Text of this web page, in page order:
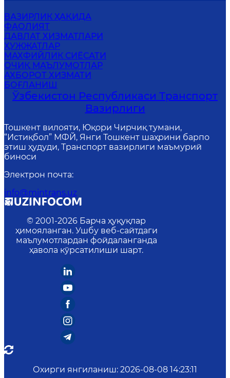
ВАЗИРЛИК ҲАҚИДА
ФАОЛИЯТ
ДАВЛАТ ХИЗМАТЛАРИ
ҲУЖЖАТЛАР
MАХФИЙЛИК СИЁСАТИ
ОЧИҚ МАЪЛУМОТЛАР
АХБОРОТ ХИЗМАТИ
БОҒЛАНИШ
Ўзбекистон Республикаси Транспорт
Вазирлиги
Тошкент вилояти, Юқори Чирчиқ тумани,
“Истиқбол” МФЙ, Янги Тошкент шаҳрини барпо
этиш ҳудуди, Транспорт вазирлиги маъмурий
биноси
Электрон почта:
info@mintrans.uz
© 2001-2026 Барча ҳуқуқлар
ҳимояланган. Ушбу веб-сайтдаги
маълумотлардан фойдаланганда
ҳавола кўрсатилиши шарт.
Охирги янгиланиш: 2026-08-08 14:23:11